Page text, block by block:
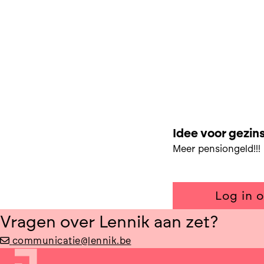
Idee voor
Meer pensiongeld!!!
Log in
Vragen over Lennik aan zet?
communicatie@lennik.be